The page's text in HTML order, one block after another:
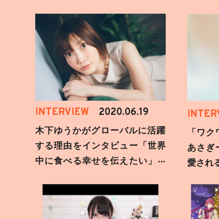
INTERVIEW 2020.06.19
木下ゆうかがグローバルに活躍
する理由をインタビュー「世界
中に食べる幸せを伝えたい」新
「ワ
あさぎ
愛され